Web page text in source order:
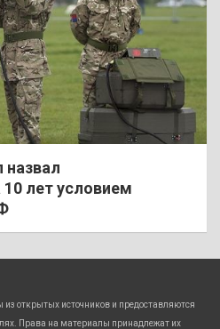
назвал
лет условием
открытых источников и предоставляются
Права на материалы принадлежат их